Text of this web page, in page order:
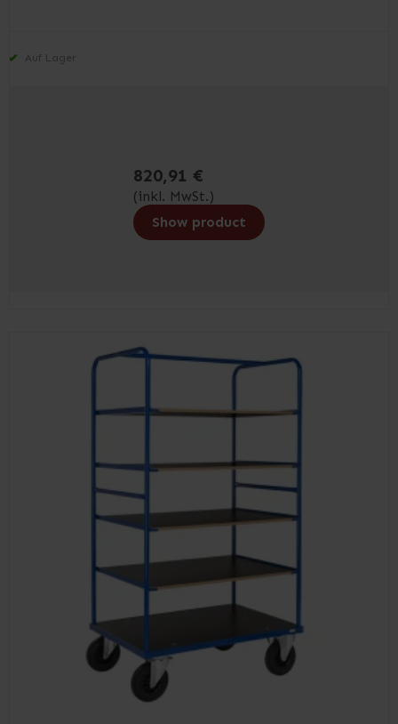
Auf Lager
820,91 €
(inkl. MwSt.)
Show product